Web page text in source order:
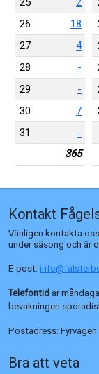
26
18
27
4
28
-
29
-
30
7
31
-
365
Kontakt
Vänligen kontakta
under säsong och är
E-post:
Telefontid är
bevakningen
Postadress:
Bra att veta